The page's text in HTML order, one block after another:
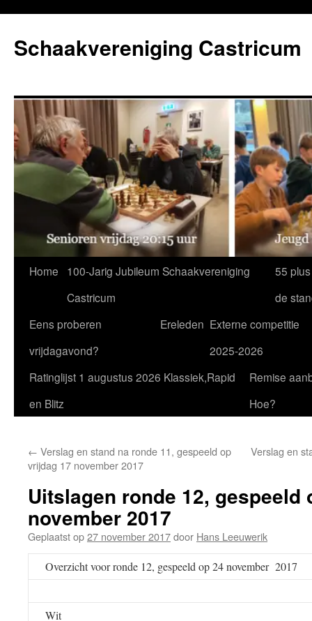
de
inhoud
Schaakvereniging Castricum
Home
100-Jarig Jubileum Schaakvereniging
Castricum
55
de
Eens proberen
vrijdagavond?
Ereleden Externe competitie
2025-2026
Ratinglijst 1 augustus 2026 Klassiek,Rapid
en Blitz
Remise
Hoe?
← Verslag en stand na ronde 11, gespeeld op
vrijdag 17 november 2017
Verslag en
Uitslagen ronde 12, gespeeld
november 2017
Geplaatst op27 november 2017door Hans Leeuwerik
Overzicht voor ronde 12, gespeeld op 24 november 2017
Wit